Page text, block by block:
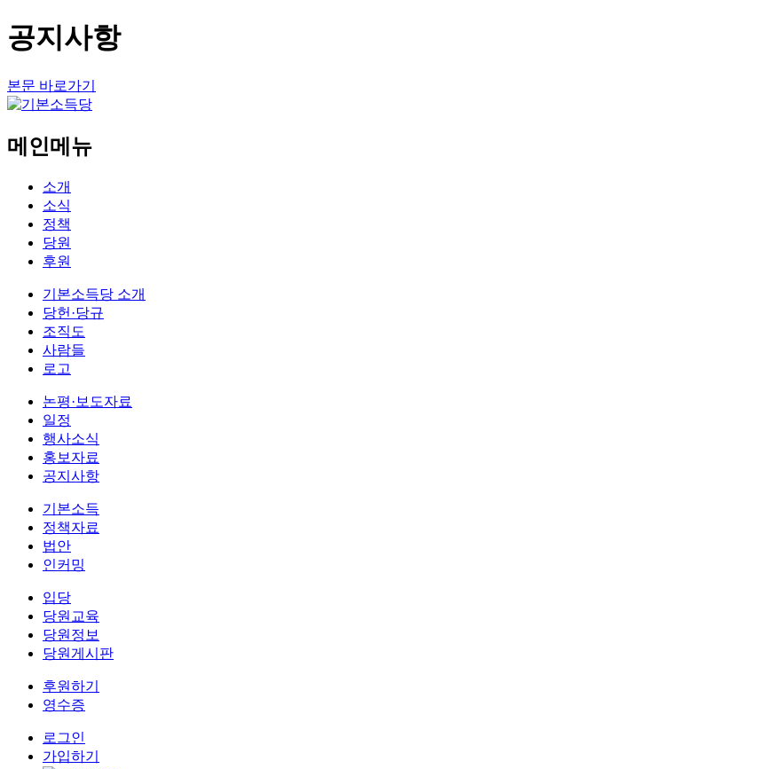
공지사항
본문 바로가기
메인메뉴
소개
소식
정책
당원
후원
기본소득당 소개
당헌·당규
조직도
사람들
로고
논평·보도자료
일정
행사소식
홍보자료
공지사항
기본소득
정책자료
법안
인커밍
입당
당원교육
당원정보
당원게시판
후원하기
영수증
로그인
가입하기